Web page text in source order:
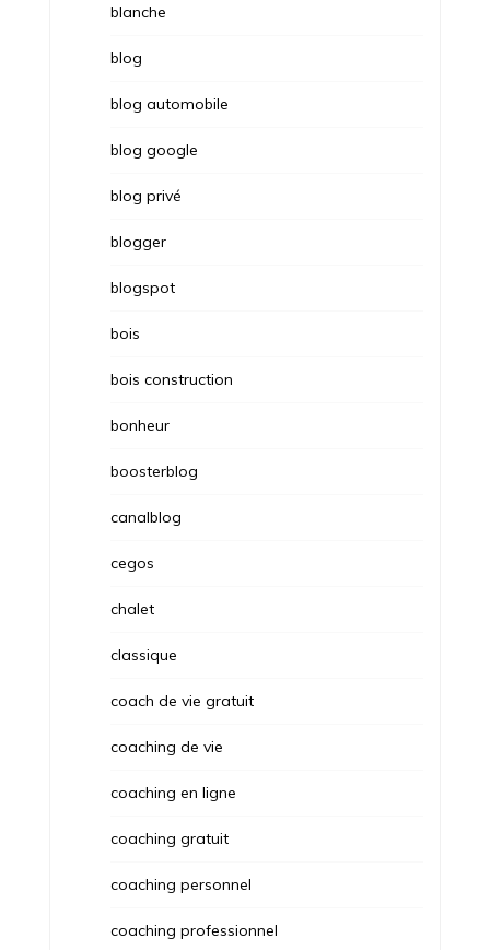
blanche
blog
blog automobile
blog google
blog privé
blogger
blogspot
bois
bois construction
bonheur
boosterblog
canalblog
cegos
chalet
classique
coach de vie gratuit
coaching de vie
coaching en ligne
coaching gratuit
coaching personnel
coaching professionnel